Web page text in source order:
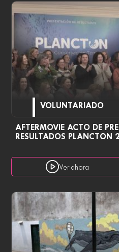
VOLUNTARIADO
AFTERMOVIE ACTO DE
RESULTADOS PLANCTON
Ver ahora